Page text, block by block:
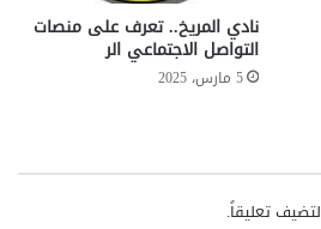
نادي المريخ.. تعرف على منصات
التواصل الاجتماعي الر
5 مارس، 2025
لتضيف تعليقاً.